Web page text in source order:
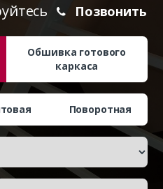
Позвонить
Обшивка готового
каркаса
Поворотная